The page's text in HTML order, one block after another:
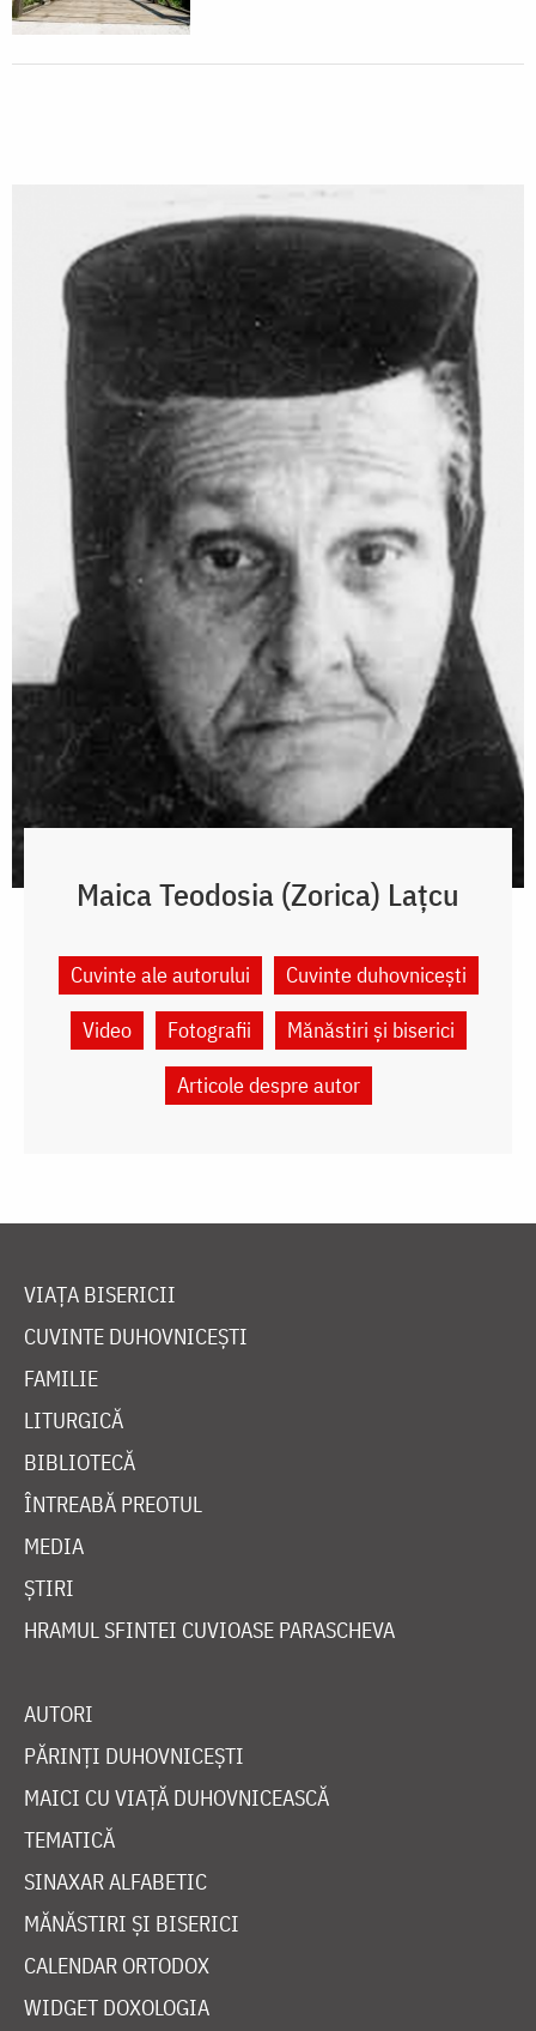
Maica Teodosia (Zorica) Lațcu
Cuvinte ale autorului
Cuvinte duhovnicești
Video
Fotografii
Mănăstiri și biserici
Articole despre autor
VIAȚA BISERICII
CUVINTE DUHOVNICEȘTI
FAMILIE
LITURGICĂ
BIBLIOTECĂ
ÎNTREABĂ PREOTUL
MEDIA
ȘTIRI
HRAMUL SFINTEI CUVIOASE PARASCHEVA
AUTORI
PĂRINȚI DUHOVNICEȘTI
MAICI CU VIAȚĂ DUHOVNICEASCĂ
TEMATICĂ
SINAXAR ALFABETIC
MĂNĂSTIRI ȘI BISERICI
CALENDAR ORTODOX
WIDGET DOXOLOGIA